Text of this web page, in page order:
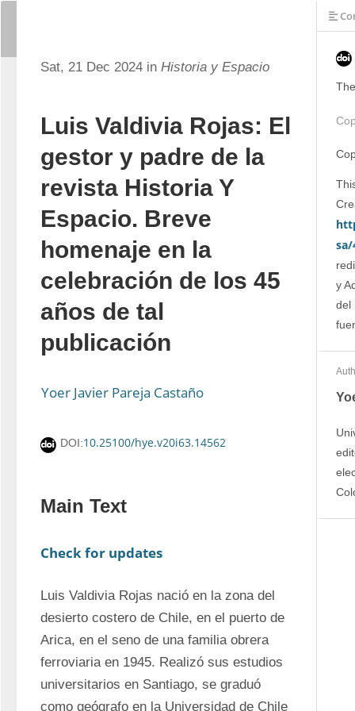
Sat, 21 Dec 2024 in Historia y Espacio
Luis Valdivia Rojas: El
gestor y padre de la
revista Historia Y
Espacio. Breve
homenaje en la
celebración de los 45
años de tal
publicación
Yoer Javier Pareja Castaño
DOI:10.25100/hye.v20i63.14562
Main Text
Check for updates
Luis Valdivia Rojas nació en la zona del
desierto costero de Chile, en el puerto de
Arica, en el seno de una familia obrera
ferroviaria en 1945. Realizó sus estudios
universitarios en Santiago, se graduó
como geógrafo en la Universidad de Chile
y
del